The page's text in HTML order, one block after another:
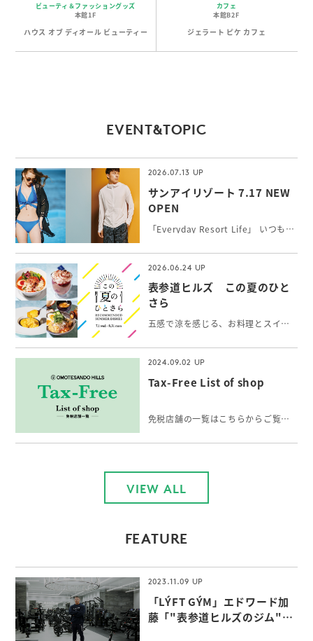
ビューティ＆ファッショングッズ
本館1F
ハウス オブ ディオール ビューティー
カフェ
本館B2F
ジェラート ピケ カフェ
EVENT&TOPIC
2026.07.13
サンアイリゾート 7.17 NEW
OPEN
「Everyday Resort Life」 いつもワクワク感を感じたい！新しい自分に出会いたい！そんな女性の願いを叶えるトータルリゾートウェアを提案。 シルエットと機能性にこだわったトレンドの最新水着やインポート水着、長時間の外遊びに最高ランクUPF50+機能付水陸両用アクティブウェア、カップルでのご旅行にペアコーデもできるメンズ水着をお取り扱いしています。
2026.06.24
表参道ヒルズ この夏のひと
さら
五感で涼を感じる、お料理とスイーツ＆ドリンク。表参道で出会う、夏の「ひとさら」をお楽しみください。
2024.09.02
Tax-Free List of shop
免税店舗の一覧はこちらからご覧いただけます。
VIEW ALL
FEATURE
2023.11.09
「LÝFT GÝM」エドワード加
藤「"表参道ヒルズのジム"な